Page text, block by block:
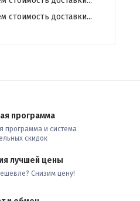
стоимость доставки...
программа
программа и система
скидок
лучшей цены
Снизим цену!